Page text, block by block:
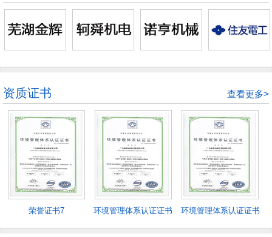
资质证书 查看更多>
荣誉证书7
环境管理体系认证证书
环境管理体系认证证书